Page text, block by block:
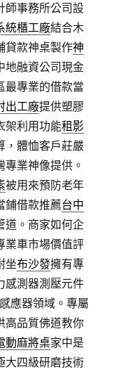
師事務所公司設
統櫃工廠結合木
貸款神桌製作神
地融資公司現金
最專業的借款當
出工廠提供塑膠
架利用功能租影
，體恤客戶莊嚴
專業神像提供。
被用來預防老年
鋪借款推薦台中
道。商家如何企
業車市場價值評
坐布沙發擁有專
感測器測壓元件
應器領域。專屬
高品質佛道教你
動麻將桌家中是
大四級研磨技術